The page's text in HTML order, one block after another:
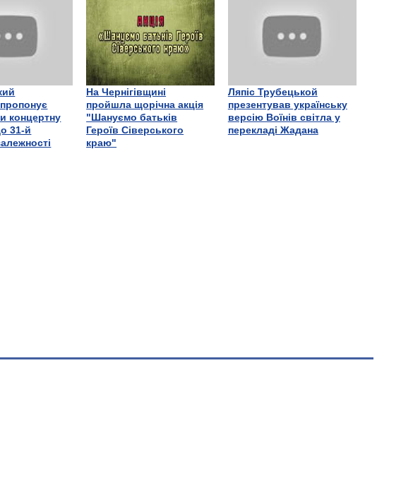
концертну
31-й
На Чернігівщині
пройшла щорічна акція
"Шануємо батьків
Героїв Сіверського
краю"
Ляпіс Трубецькой
презентував українську
версію Воїнів світла у
перекладі Жадана